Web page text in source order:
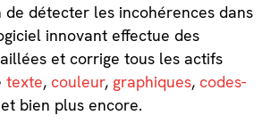
de détecter les incohérences dans
innovant effectue des
et corrige tous les actifs
texte, couleur, graphiques, codes-
bien plus encore.